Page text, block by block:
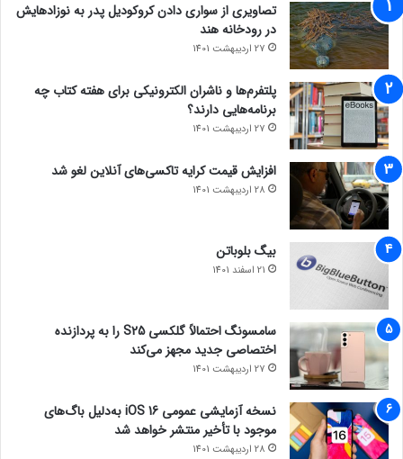
تصاویری از سواری دادن کروکودیل پدر به نوزادهایش
در رودخانه هند
27 اردیبهشت 1401
پلتفرم‌ها و ناشران الکترونیکی برای هفته کتاب چه
برنامه‌هایی دارند؟
27 اردیبهشت 1401
افزایش قیمت کرایه تاکسی‌های آنلاین لغو شد
28 اردیبهشت 1401
بیگ بلوباتن
21 اسفند 1401
سامسونگ احتمالاً گلکسی S25 را به پردازنده
اختصاصی جدید مجهز می‌کند
27 اردیبهشت 1401
نسخه آزمایشی عمومی iOS 16 به‌دلیل باگ‌های
موجود با تأخیر منتشر خواهد شد
28 اردیبهشت 1401